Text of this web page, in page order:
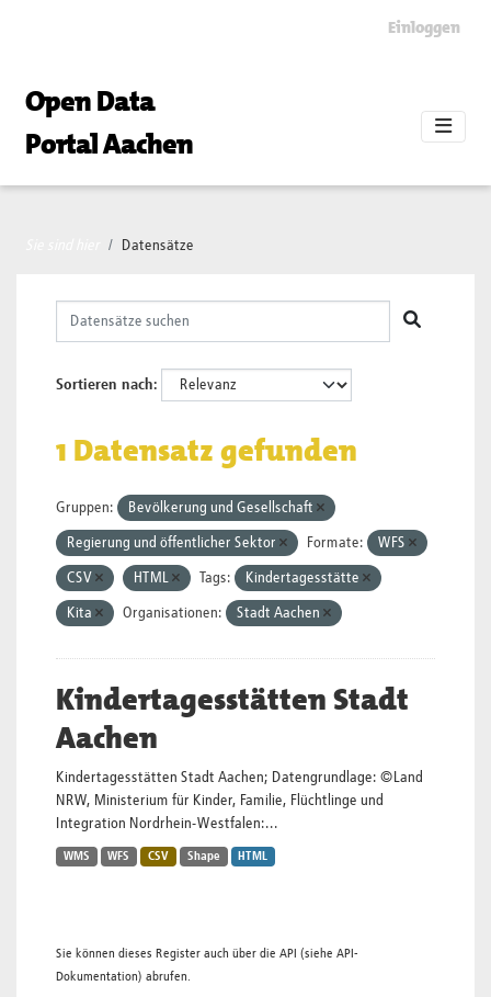
Einloggen
Open Data
Portal Aachen
Datensätze
Sortieren nach
1 Datensatz gefunden
Gruppen: Bevölkerung und Gesellschaft
Regierung und öffentlicher Sektor Formate: WFS
CSV HTML Tags: Kindertagesstätte
Kita Organisationen: Stadt Aachen
Kindertagesstätten Stadt
Aachen
Kindertagesstätten Stadt Aachen; Datengrundlage: ©Land
NRW, Ministerium für Kinder, Familie, Flüchtlinge und
Integration Nordrhein-Westfalen:...
WMS WFS CSV Shape HTML
Sie können dieses Register auch über die API (siehe API-
Dokumentation) abrufen.